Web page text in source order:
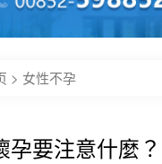
> 女性不孕
孕要注意什麼